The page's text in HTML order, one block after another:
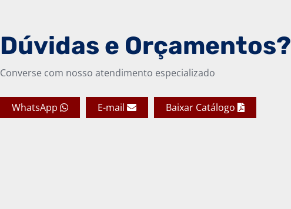
Dúvidas e Orçamentos?
Converse com nosso atendimento especializado
WhatsApp E-mail Baixar Catálogo